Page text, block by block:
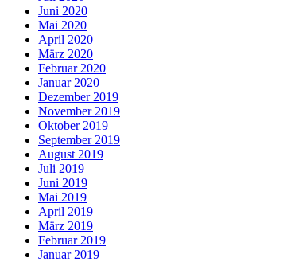
Juni 2020
Mai 2020
April 2020
März 2020
Februar 2020
Januar 2020
Dezember 2019
November 2019
Oktober 2019
September 2019
August 2019
Juli 2019
Juni 2019
Mai 2019
April 2019
März 2019
Februar 2019
Januar 2019